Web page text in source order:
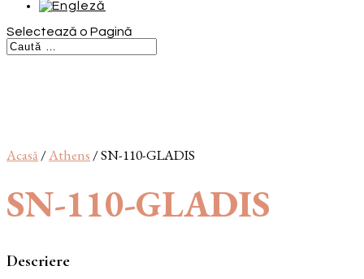
Selectează o Pagină
Acasă/Athens / SN-110-GLADIS
SN-110-GLADIS
Descriere